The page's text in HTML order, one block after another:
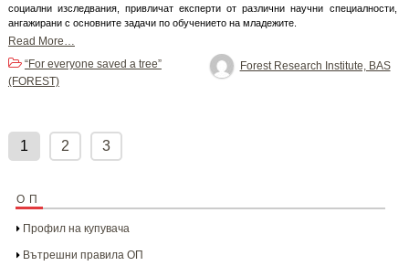
социални изследвания, привличат експерти от различни научни специалности,
ангажирани с основните задачи по обучението на младежите.
Read More…
Forest Research Institute, BAS
“For everyone saved a tree”
(FOREST)
pagination
1 2 3
ОП
Профил на купувача
Вътрешни правила ОП